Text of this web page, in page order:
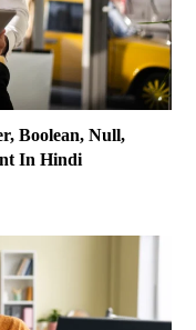
Boolean, Null,
In Hindi